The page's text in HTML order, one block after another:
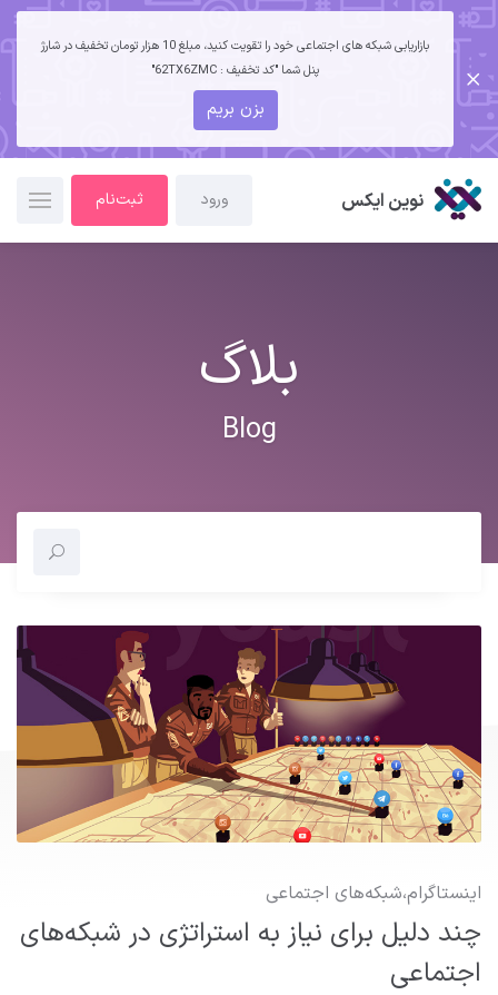
بازاریابی شبکه های اجتماعی خود را تقویت کنید، مبلغ 10 هزار تومان تخفیف در شارژ
پنل شما "کد تخفیف : 62TX6ZMC"
بزن بریم
نوین ایکس ورود ثبت‌نام
بلاگ
Blog
اینستاگرام،شبکه‌های اجتماعی
چند دلیل برای نیاز به استراتژی در شبکه‌های
اجتماعی